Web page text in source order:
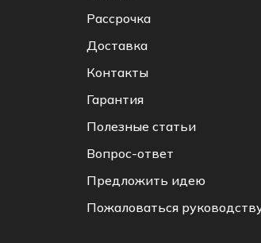
Рассрочка
Доставка
Контакты
Гарантия
Полезные статьи
Вопрос-ответ
Предложить идею
Пожаловаться